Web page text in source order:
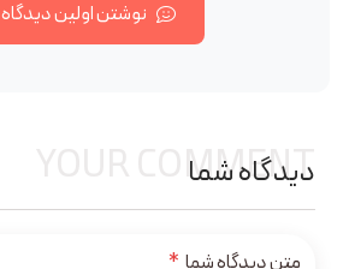
نوشتن اولین دیدگاه
دیدگاه شما
YOUR COMMENT
متن دیدگاه شما *